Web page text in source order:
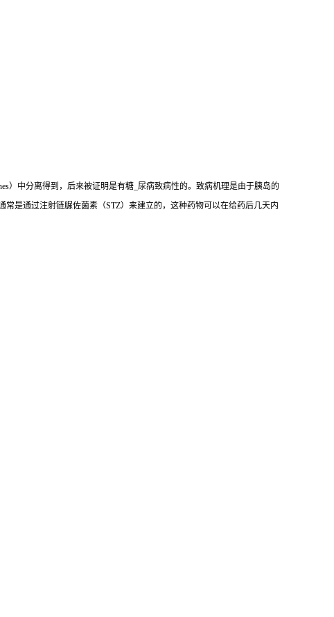
）中分离得到，后来被证明是有糖_尿病致病性的。致病机理是由于胰岛的
是通过注射链脲佐菌素（STZ）来建立的，这种药物可以在给药后几天内